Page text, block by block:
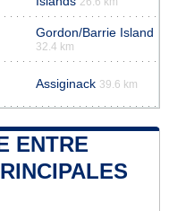
Gordon/Barrie Island
32.4 km
Assiginack 39.6 km
ENTRE